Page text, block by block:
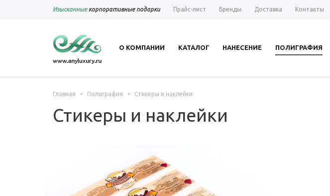
Изысканныекорпоративные подарки Прайс-лист Бренды Доставка Контакты
О КОМПАНИИ КАТАЛОГ НАНЕСЕНИЕ ПОЛИГРАФИЯ
Главная - Полиграфия - Стикеры и наклейки
Стикеры и наклейки